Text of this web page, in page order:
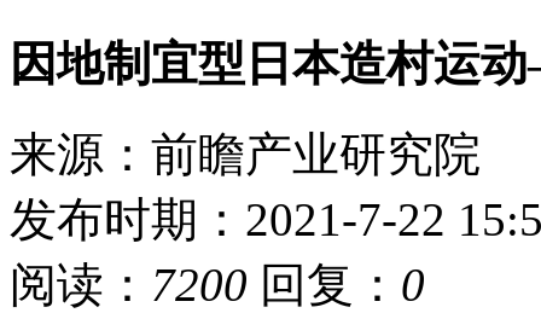
因地制宜型日本造村运
来源：前瞻产业研究院
发布时期：2021-7-22
阅读： 7200 回复： 0